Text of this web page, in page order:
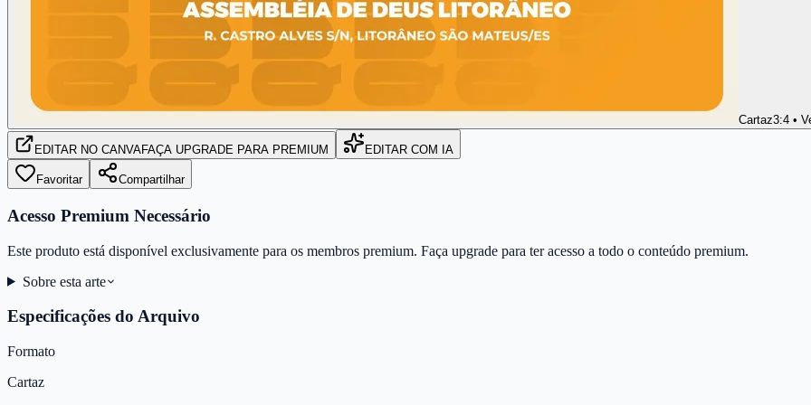
Cartaz3:4 •
EDITAR NO CANVAFAÇA UPGRADE PARA PREMIUM EDITAR COM IA
Favoritar Compartilhar
Acesso Premium Necessário
Este produto está disponível exclusivamente para os membros premium. Faça upgrade para ter acesso a todo o conteúdo premium.
Sobre esta arte
Especificações do Arquivo
Formato
Cartaz